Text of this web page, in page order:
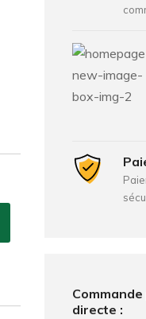
directe :